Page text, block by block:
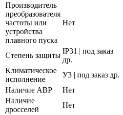
Производитель
преобразователя
частоты или
устройства
плавного пуска
Нет
Степень защиты
IP31 | под заказ
др.
Климатическое
исполнение
У3 | под заказ др.
Наличие АВР
Нет
Наличие
дросселей
Нет